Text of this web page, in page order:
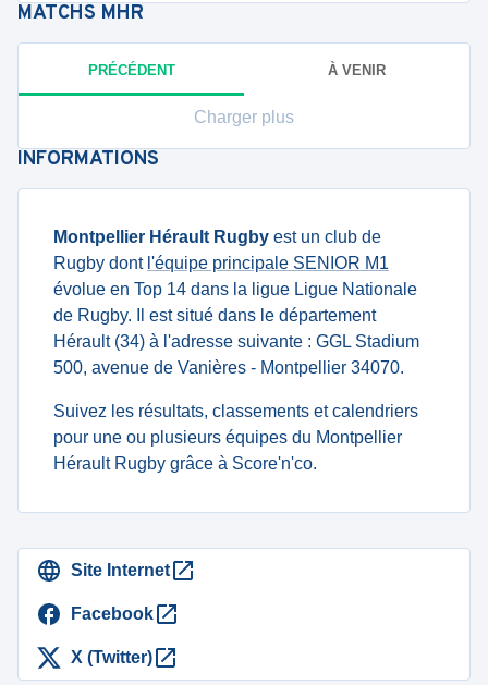
MATCHS MHR
PRÉCÉDENT À VENIR
Charger plus
INFORMATIONS
Montpellier Hérault Rugby est un club de
Rugby dont l'équipe principale SENIOR M1
évolue en Top 14 dans la ligue Ligue Nationale
de Rugby. Il est situé dans le département
Hérault (34) à l'adresse suivante : GGL Stadium
500, avenue de Vanières - Montpellier 34070.
Suivez les résultats, classements et calendriers
pour une ou plusieurs équipes du Montpellier
Hérault Rugby grâce à Score'n'co.
Site Internet
Facebook
X (Twitter)